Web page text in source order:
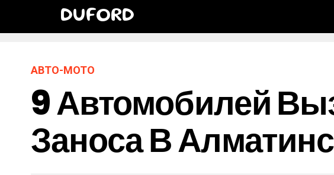
DUFORD
АВТО-МОТО
9 Автомобилей
Заноса В